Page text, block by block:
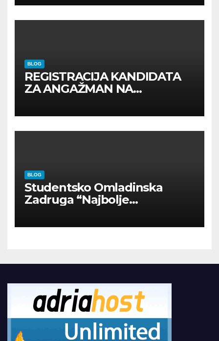
BLOG
REGISTRACIJA KANDIDATA
ZA ANGAŽMAN NA
BLOG
Studentsko Omladinska
Zadruga “Najbolje